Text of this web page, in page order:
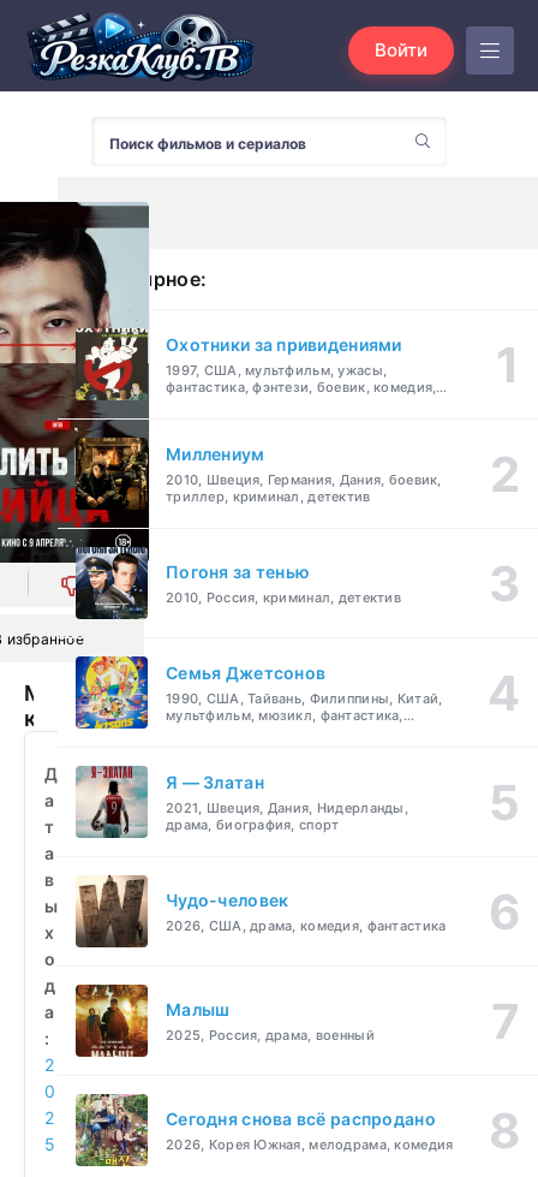
Войти
0
избранное
Мыслить
как
(2025)
смотреть
бесплатно
Д
а
т
а
в
ы
х
о
д
а
:
2
0
2
5
Популярное:
Охотники за привидениями
1997, США, мультфильм, ужасы,
фантастика, фэнтези, боевик, комедия,
Миллениум
2010, Швеция, Германия, Дания, боевик,
триллер, криминал, детектив
Погоня за тенью
2010, Россия, криминал, детектив
Семья Джетсонов
1990, США, Тайвань, Филиппины, Китай,
мультфильм, мюзикл, фантастика,
Я — Златан
2021, Швеция, Дания, Нидерланды,
драма, биография, спорт
Чудо-человек
2026, США, драма, комедия, фантастика
Малыш
2025, Россия, драма, военный
Сегодня снова всё распродано
2026, Корея Южная, мелодрама, комедия